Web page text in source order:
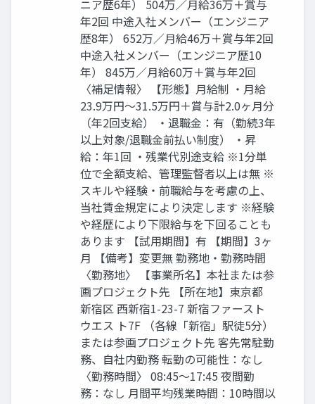
ニア歴6年） 504万／月給36万＋賞与
年2回 中途入社メンバー（エンジニア
歴8年） 652万／月給46万＋賞与年2回
中途入社メンバー（エンジニア歴10
年） 845万／月給60万＋賞与年2回
〈補足情報〉 【形態】月給制 ・月給
23.9万円〜31.5万円＋賞与計2.0ヶ月分
（年2回支給） ・退職金：有（勤続3年
以上対象/退職金前払い制度） ・昇
給：年1回 ・残業代別途支給 ※1分単
位で全額支給、管理監督者以上は無 ※
スキルや経験・前職給与を考慮の上、
当社賃金規定により決定します ※経験
や経歴により下限給与を下回ることも
あります 【試用期間】有 【期間】3ヶ
月 【備考】変更無 勤務地・勤務時間
〈勤務地〉 【事業所名】本社または参
画プロジェクト先 【所在地】東京都
新宿区 西新宿1-23-7 新宿ファースト
ウエス ト7F （各線「新宿」駅徒5分）
または参画プロジェクト先 客先常駐勤
務、自社内勤務 転勤の可能性：なし
〈勤務時間〉 08:45〜17:45 夜間勤
務：なし 月間平均残業時間：10時間以